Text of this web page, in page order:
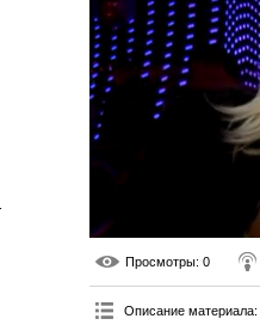
Просмотры: 0
Описание материала: